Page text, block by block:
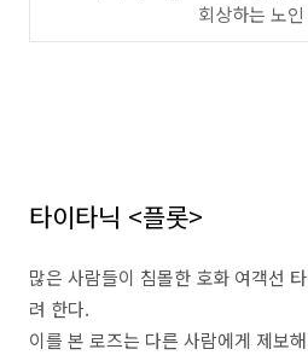
회상하는 노
타이타닉 <플롯>
많은 사람들이 침몰한 호화 여객선
려 한다.
이를 본 로즈는 다른 사람에게 제보